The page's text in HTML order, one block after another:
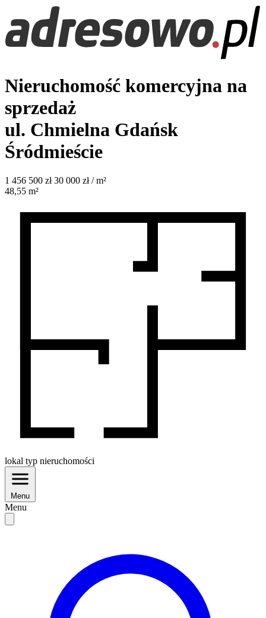
Nieruchomość komercyjna na
sprzedaż
ul. Chmielna Gdańsk
Śródmieście
1 456 500 zł 30 000 zł / m²
48,55 m²
lokal typ nieruchomości
Menu
Menu